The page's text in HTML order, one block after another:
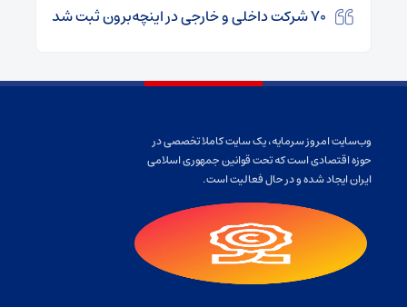
۷۰ شرکت داخلی و خارجی در اینچه‌برون ثبت شد
وب‌سایت امروز سرمایه، یک سایت کاملا تخصصی در
حوزه اقتصادی است که تحت قوانین جمهوری اسلامی
ایران ایجاد شده و در حال فعالیت است.